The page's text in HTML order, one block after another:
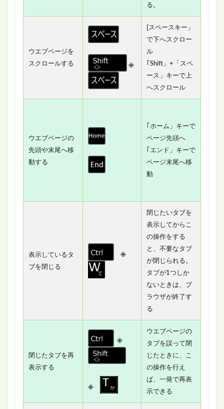
る。
ウエブページを
スクロールする
✙
[スペースキー」
で下へスクロー
ル
｢Shift」+「スペ
ース」キーで上
へスクロール
ウエブページの
先頭や末尾へ移
動する
｢ホーム」キーで
ページ先頭へ
｢エンド」キーで
ページ末尾へ移
動
表示しているタ
ブを閉じる
✙
閉じたいタブを
表示してからこ
の操作をする
と、不要なタブ
が閉じられる。
タブが1つしか
ないときは、ブ
ラウザが終了す
る
閉じたタブを再
表示する
✙
✙
ウエブページの
タブを誤って閉
じたときに、こ
の操作を行え
ば、一発で再表
示できる